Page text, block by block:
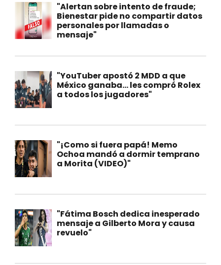
"Alertan sobre intento de fraude;
Bienestar pide no compartir datos
personales por llamadas o
mensaje"
"YouTuber apostó 2 MDD a que
México ganaba… les compró Rolex
a todos los jugadores"
"¡Como si fuera papá! Memo
Ochoa mandó a dormir temprano
a Morita (VIDEO)"
"Fátima Bosch dedica inesperado
mensaje a Gilberto Mora y causa
revuelo"